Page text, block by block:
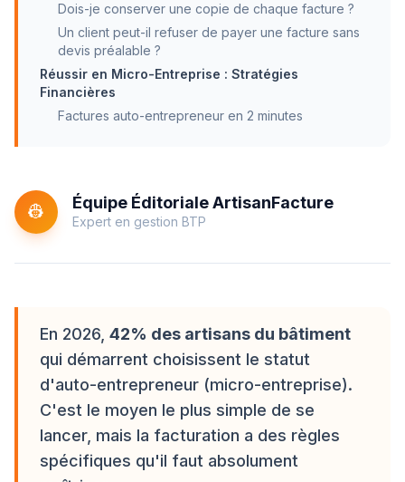
Dois-je conserver une copie de chaque facture ?
Un client peut-il refuser de payer une facture sans
devis préalable ?
Réussir en Micro-Entreprise : Stratégies
Financières
Factures auto-entrepreneur en 2 minutes
👷 Équipe Éditoriale ArtisanFacture
Expert en gestion BTP
En 2026, 42% des artisans du bâtiment
qui démarrent choisissent le statut
d'auto-entrepreneur (micro-entreprise).
C'est le moyen le plus simple de se
lancer, mais la facturation a des règles
spécifiques qu'il faut absolument